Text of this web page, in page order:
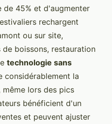
45% et d'augmenter
rechargent
ou sur site,
boissons, restauration
technologie sans
considérablement la
lors des pics
bénéficient d'un
et peuvent ajuster